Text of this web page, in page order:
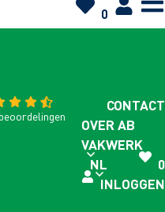
0
CONTACT
OVER AB
VAKWERK
NL
0
INLOGGEN